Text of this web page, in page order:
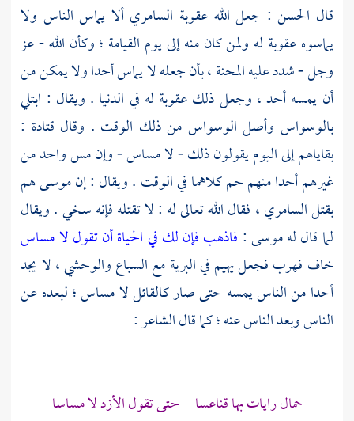
قال الحسن : جعل الله عقوبة السامريألا يماس الناس ولا
يماسوه عقوبة له ولمن كان منه إلى يوم القيامة ؛ وكأن الله - عز
وجل - شدد عليه المحنة ، بأن جعله لا يماس أحدا ولا يمكن من
أن يمسه أحد ، وجعل ذلك عقوبة له في الدنيا . ويقال : ابتلي
بالوسواس وأصل الوسواس من ذلك الوقت . وقال قتادة :
بقاياهم إلى اليوم يقولون ذلك - لا مساس - وإن مس واحد من
غيرهم أحدا منهم حم كلاهما في الوقت . ويقال : إنموسىهم
بقتلالسامري ، فقال الله تعالى له : لا تقتله فإنه سخي . ويقال
لما قال لهموسى: فاذهب فإن لك في الحياة أن تقول لا مساس
خاف فهرب فجعل يهيم في البرية مع السباع والوحشي ، لا يجد
أحدا من الناس يمسه حتى صار كالقائل لا مساس ؛ لبعده عن
الناس وبعد الناس عنه ؛ كما قال الشاعر :
حمال رايات بها قناعسا حتى تقول الأزد لا مساسا